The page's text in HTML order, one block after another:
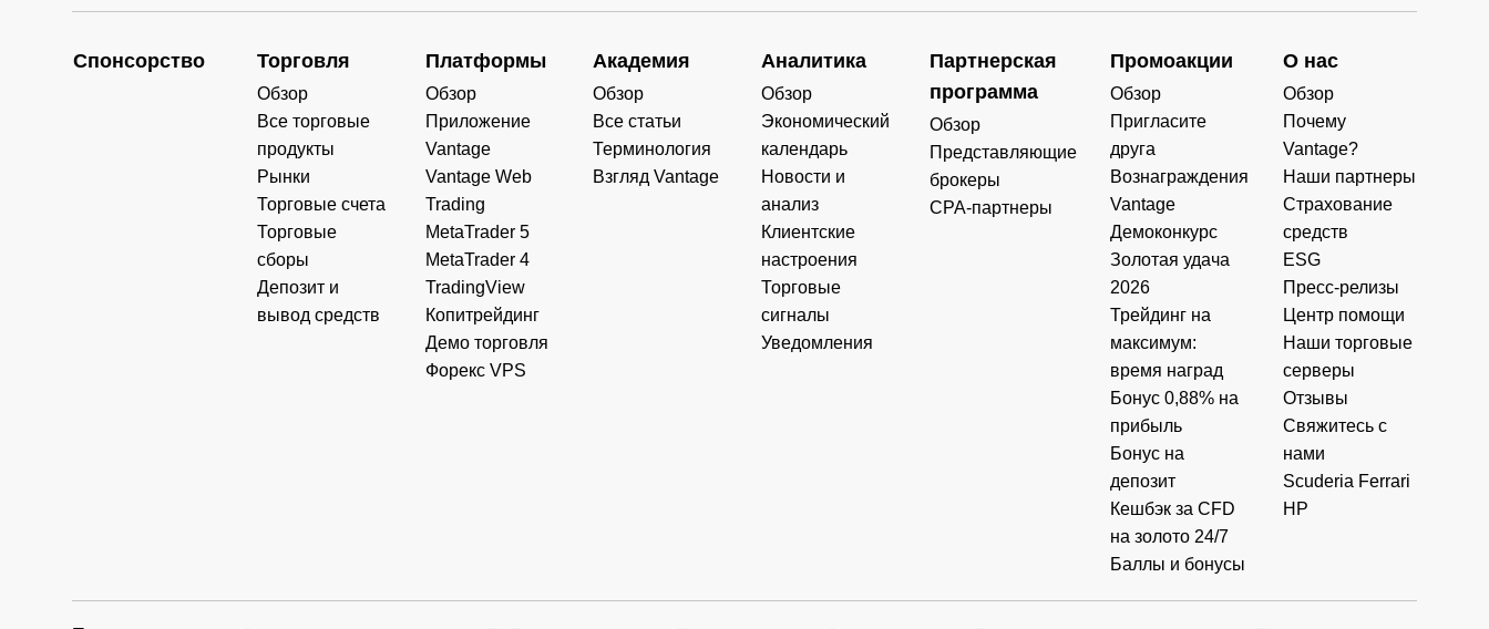
Спонсорство Торговля
Обзор
Все торговые
продукты
Рынки
Торговые счета
Торговые
сборы
Депозит и
вывод средств
Платформы
Обзор
Приложение
Vantage
Vantage Web
Trading
MetaTrader 5
MetaTrader 4
TradingView
Копитрейдинг
Демо торговля
Форекс VPS
Академия
Обзор
Все статьи
Терминология
Взгляд Vantage
Аналитика
Обзор
Экономический
календарь
Новости и
анализ
Клиентские
настроения
Торговые
сигналы
Уведомления
Партнерская
программа
Обзор
Представляющие
брокеры
CPA-партнеры
Промоакции
Обзор
Пригласите
друга
Вознаграждения
Vantage
Демоконкурс
Золотая удача
2026
Трейдинг на
максимум:
время наград
Бонус 0,88% на
прибыль
Бонус на
депозит
Кешбэк за CFD
на золото 24/7
Баллы и бонусы
О нас
Обзор
Почему
Vantage?
Наши партнеры
Страхование
средств
ESG
Пресс-релизы
Центр помощи
Наши торговые
серверы
Отзывы
Свяжитесь с
нами
Scuderia Ferrari
HP